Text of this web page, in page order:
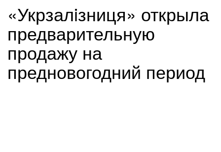
«Укрзалiзниця» открыла
предварительную
продажу на
предновогодний период